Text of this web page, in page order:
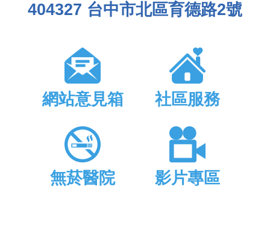
404327 台中市北區育德路2號
網站意見箱 社區服務
無菸醫院 影片專區